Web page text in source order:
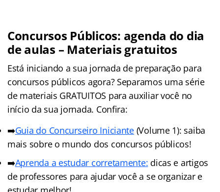
Concursos Públicos: agenda do dia
de aulas – Materiais gratuitos
Está iniciando a sua jornada de preparação para
concursos públicos agora? Separamos uma série
de materiais GRATUITOS para auxiliar você no
início da sua jornada. Confira:
➡️Guia do Concurseiro Iniciante(Volume 1): saiba
mais sobre o mundo dos concursos públicos!
➡️Aprenda a estudar corretamente: dicas e artigos
de professores para ajudar você a se organizar e